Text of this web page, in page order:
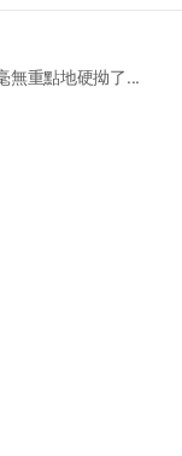
無重點地硬拗了...